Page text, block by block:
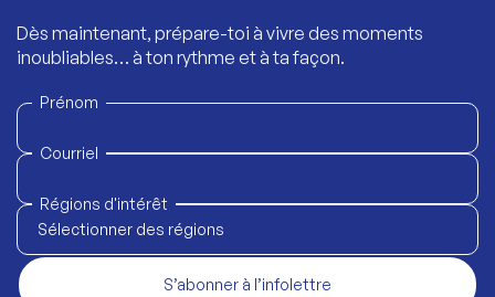
Dès maintenant, prépare-toi à vivre des moments
inoubliables… à ton rythme et à ta façon.
Prénom
Courriel
Régions d'intérêt
Sélectionner des régions
S’abonner à l’infolettre